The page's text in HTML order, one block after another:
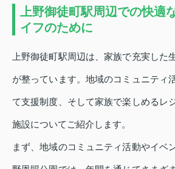
上野御徒町駅周辺での快適
イフのために
上野御徒町駅周辺は、家族で充実した
が整っています。地域のコミュニティ
て支援制度、そして家族で楽しめるレ
施設についてご紹介します。
まず、地域のコミュニティ活動やイベ